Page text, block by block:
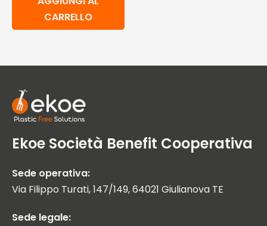
CARRELLO
Ekoe Società Benefit Cooperativa
Sede operativa:
Via Filippo Turati, 147/149, 64021 Giulianova TE
Sede legale: